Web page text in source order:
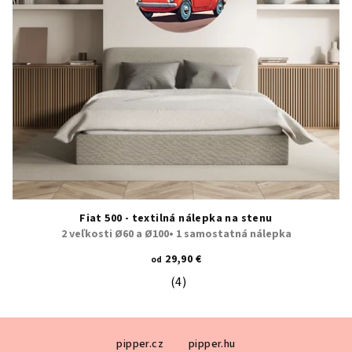
Fiat 500 - textilná nálepka na stenu
2 veľkosti Ø60 a Ø100• 1 samostatná nálepka
od 29,90 €
Priemerné hodnotenie produktu
(4)
pipper.cz pipper.hu